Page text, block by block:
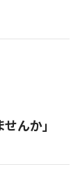
せんか｣